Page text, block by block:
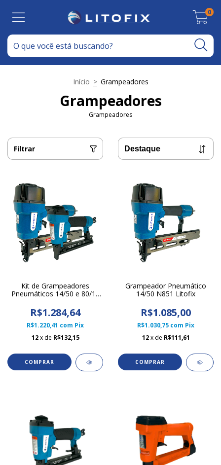
0
Início > Grampeadores
Grampeadores
Grampeadores
Filtrar
Kit de Grampeadores
Pneumáticos 14/50 e 80/16
R$1.284,64
R$1.220,41 com Pix
12 x de R$132,15
Grampeador Pneumático
14/50 N851 Litofix
R$1.085,00
R$1.030,75 com Pix
12 x de R$111,61